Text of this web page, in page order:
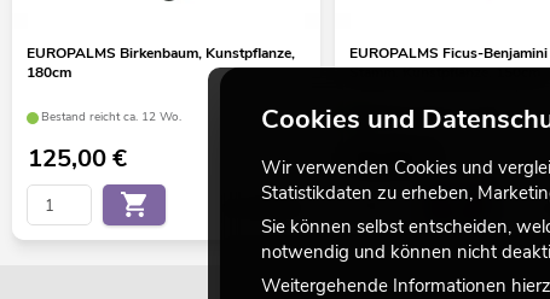
EUROPALMS Birkenbaum, Kunstpflanze,
180cm
Bestand reicht ca. 12 Wo.
125,00€
EUROPALMS Ficus-
Stamm, Kunstpflanze, 150cm
Bestand reicht ca. 12 Wo.
69,90€
Cookies und
Wir verwenden Cookies und
Statistikdaten zu erheben,
Sie können selbst entscheiden,
notwendig und können nicht
Weitergehende Informationen